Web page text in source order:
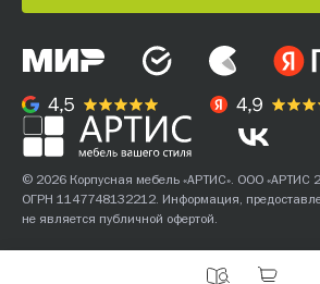
© 2026 Корпусная мебель «АРТИС». ООО «АРТИС
ОГРН 1147748132212. Информация,
не является публичной офертой.